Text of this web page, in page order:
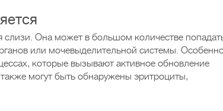
Она может в большом количестве
или мочевыделительной системы.
которые вызывают активное обновление
могут быть обнаружены эритроциты,